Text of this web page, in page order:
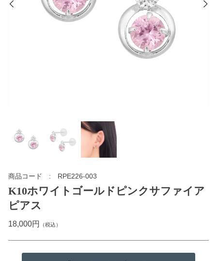
商品コード RPE226-003
K10ホワイトゴールドピンクサファイア
ピアス
18,000円 （税込）